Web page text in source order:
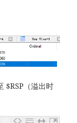
$RSP（溢出时